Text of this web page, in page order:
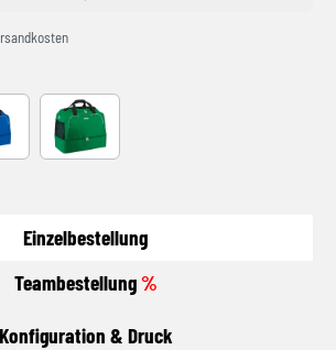
sportgrün
Einzelbestellung
Teambestellung%
Konfiguration & Druck